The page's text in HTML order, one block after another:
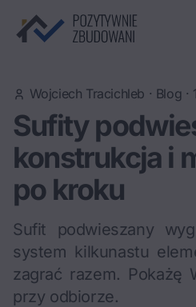
Wojciech Tracichleb · Blog ·
Sufity
konstrukcja i
po kroku
Sufit podwieszany
system kilkunastu
zagrać razem. Pokażę
przy odbiorze.